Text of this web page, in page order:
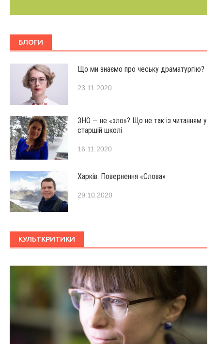
БЛОГИ
Що ми знаємо про чеську драматургію?
23.11.2020
ЗНО — не «зло»? Що не так із читанням у
старшій школі
16.11.2020
Харків. Повернення «Слова»
29.10.2020
КУЛЬТКРИТИКИ